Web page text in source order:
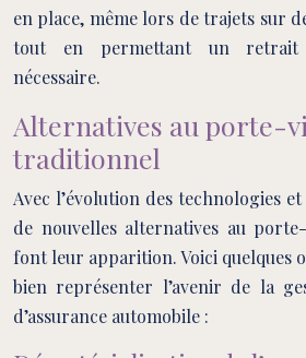
en place, même lors de trajets sur
tout en permettant un retrait
nécessaire.
Alternatives au porte-
traditionnel
Avec l’évolution des technologies
de nouvelles alternatives au
font leur apparition. Voici quelques
bien représenter l’avenir de la
d’assurance automobile :